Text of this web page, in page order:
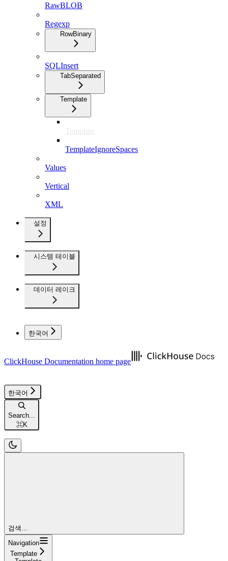
RawBLOB
Regexp
RowBinary
SQLInsert
TabSeparated
Template
Template
TemplateIgnoreSpaces
Values
Vertical
XML
설정
시스템 테이블
데이터 레이크
한국어
ClickHouse Documentation home page
한국어
Search...
⌘K
검색...
Navigation
Template